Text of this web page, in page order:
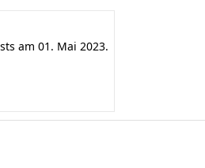
am 01. Mai 2023.